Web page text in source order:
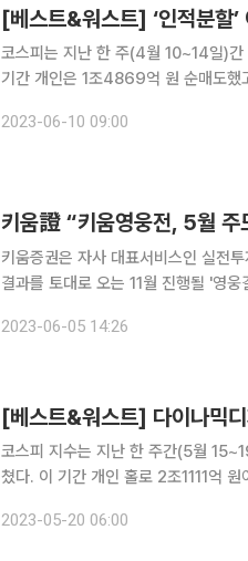
코스피는 지난 한 주(4월 10~14일)
기간 개인은 1조4869억 원 순매도
컬로 지난주 대비 57.43% 오른 23
2023-06-10 09:00
키움증권은 자사 대표서비스인 실전투
결과를 토대로 오는 11월 진행될 '영
해외는 대회별 상위 100명이 영웅결정
2023-06-05 14:26
코스피 지수는 지난 한 주간(5월
쳤다. 이 기간 개인 홀로 2조1111억
한국거래소에 따르면 지난 한 주간 유
2023-05-20 06:00